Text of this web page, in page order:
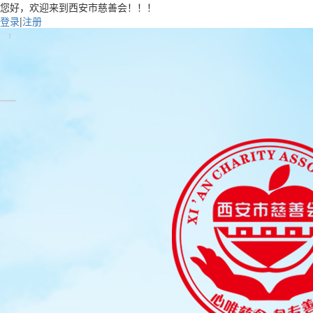
您好，欢迎来到西安市慈善会！！！
登录|注册